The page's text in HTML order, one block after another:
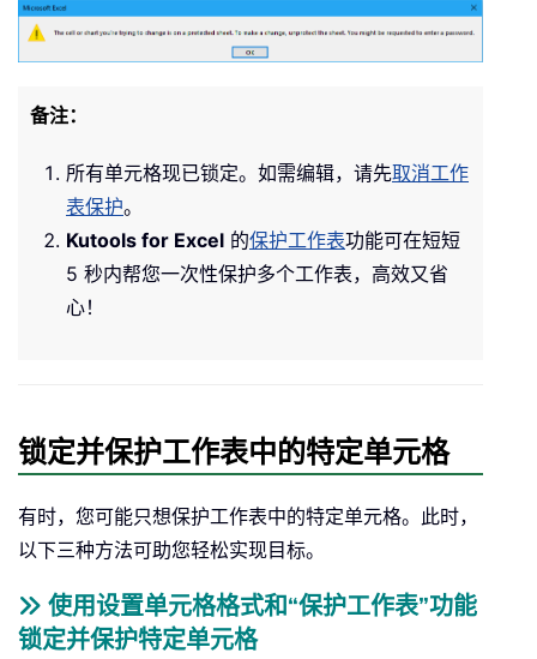
备注：
所有单元格现已锁定。如需编辑，请先取消工作
表保护。
Kutools for Excel 的保护工作表功能可在短短
5 秒内帮您一次性保护多个工作表，高效又省
心！
锁定并保护工作表中的特定单元格
有时，您可能只想保护工作表中的特定单元格。此时，
以下三种方法可助您轻松实现目标。
使用设置单元格格式和“保护工作表”功能
锁定并保护特定单元格